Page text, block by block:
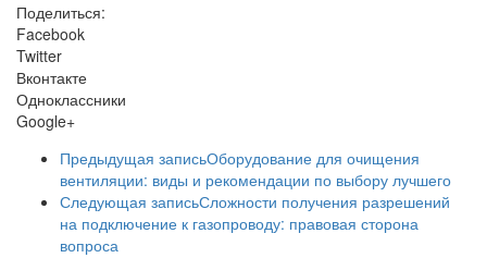
Поделиться:
Facebook
Twitter
Вконтакте
Одноклассники
Google+
Предыдущая записьОборудование для очищения
вентиляции: виды и рекомендации по выбору лучшего
Следующая записьСложности получения разрешений
на подключение к газопроводу: правовая сторона
вопроса